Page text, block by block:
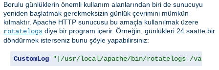
Borulu günlüklerin önemli kullanım alanlarından biri de sunucuyu
yeniden başlatmak gerekmeksizin günlük çevrimini mümkün
kılmaktır. Apache HTTP sunucusu bu amaçla kullanılmak üzere
rotatelogs diye bir program içerir. Örneğin, günlükleri 24 saatte bir
döndürmek isterseniz bunu şöyle yapabilirsiniz:
CustomLog "|/usr/local/apache/bin/rotatelogs /var/